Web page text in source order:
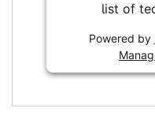
list of
Powered by